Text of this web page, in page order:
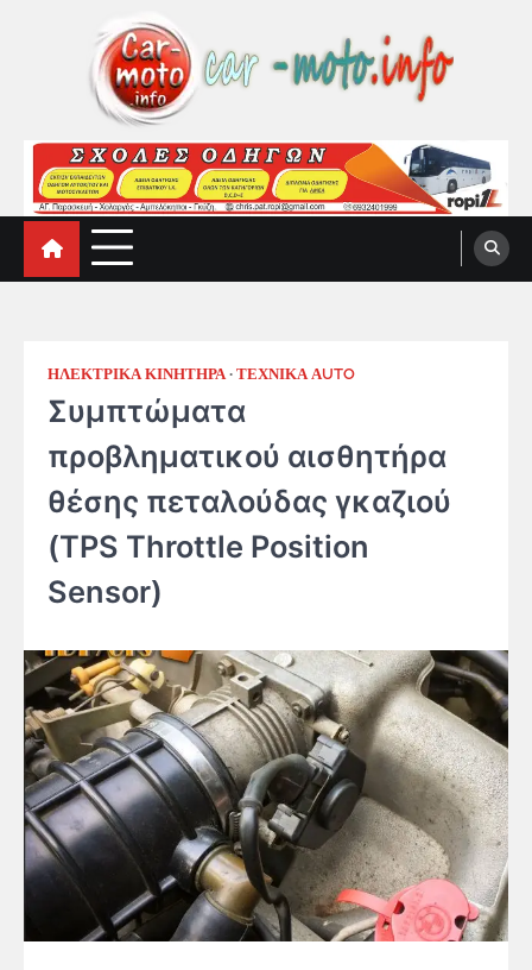
car-moto.info
car-moto.info
ΗΛΕΚΤΡΙΚΑ ΚΙΝΗΤΗΡΑ ΤΕΧΝΙΚΑ ΑUTO
Συμπτώματα
προβληματικού αισθητήρα
θέσης πεταλούδας γκαζιού
(TPS Throttle Position
Sensor)